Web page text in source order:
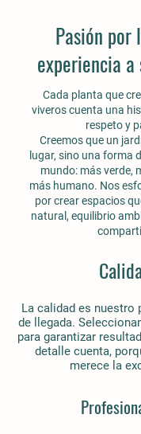
Pasión por
experiencia
Cada planta que
viveros cuenta una
respeto y
Creemos que un
lugar, sino una forma
mundo: más verde,
más humano. Nos
por crear espacios
natural, equilibrio
La calidad es nuestro
de llegada.
para garantizar
detalle cuenta,
merece la